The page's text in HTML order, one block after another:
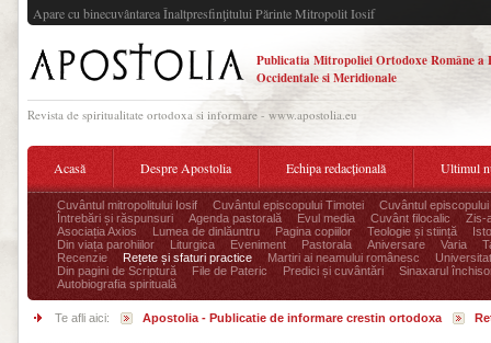
Apare cu binecuvântarea Înaltpresfinţitului Părinte Mitropolit Iosif
Publicatia Mitropoliei Ortodoxe Române a
Occidentale si Meridionale
Revista de spiritualitate ortodoxa si informare - www.apostolia.eu
Acasă Despre Apostolia Echipa redacțională Ultimul
Cuvântul mitropolitului Iosif Cuvântul episcopului Timotei
Cuvântul episcopului
Întrebări și răspunsuri
Agenda pastorală Evul media Cuvânt filocalic
Zis-
Asociația Axios
Lumea de dinlăuntru Pagina copiilor Teologie și stiință
Din viața parohiilor
Liturgica Eveniment Pastorala Aniversare Varia
Recenzie
Rețete și sfaturi practice Martiri ai neamului românesc
Din pagini de Scriptură
File de Pateric Predici și cuvântări
Sinaxarul
Autobiografia spirituală
Te afli aici: Apostolia - Publicatie de informare crestin ortodoxa